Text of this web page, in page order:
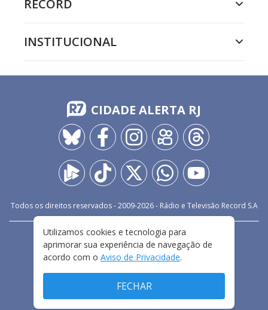
RECORD
INSTITUCIONAL
CIDADE ALERTA RJ
Todos os direitos reservados - 2009-2026- Rádio e Televisão Record S.A
FALE CONOSCO
PRIVACIDADE
TERMOS E CONDIÇÕES DE USO
Utilizamos cookies e tecnologia para
aprimorar sua experiência de navegação de
acordo com o Aviso de Privacidade.
FECHAR